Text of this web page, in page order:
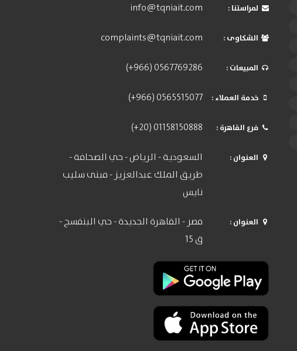
: لمراستنا info@tqniait.com
: الشكاوى complaints@tqniait.com
: المبيعات (+966) 0567769286
: خدمة العملاء (+966) 0565515077
: فرع القاهرة (+20) 01158150888
: العنوان
السعودية - الرياض - حي الصحافة -
طريق الملك عبدالعزيز - مبنى سليب
نايس
: العنوان
مصر - القاهرة الجديدة - حي البنفسج -
ق 15